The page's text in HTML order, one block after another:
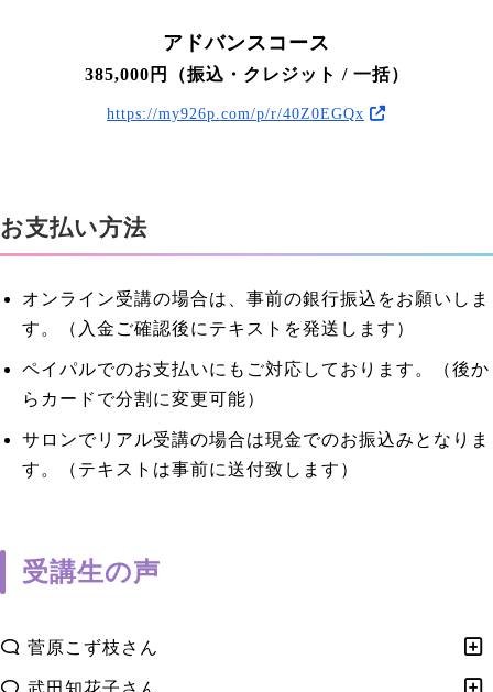
アドバンスコース
385,000円（振込・クレジット / 一括）
https://my926p.com/p/r/40Z0EGQx
お支払い方法
オンライン受講の場合は、事前の銀行振込をお願いしま
す。（入金ご確認後にテキストを発送します）
ペイパルでのお支払いにもご対応しております。（後か
らカードで分割に変更可能）
サロンでリアル受講の場合は現金でのお振込みとなりま
す。（テキストは事前に送付致します）
受講生の声
菅原こず枝さん
武田知花子さん